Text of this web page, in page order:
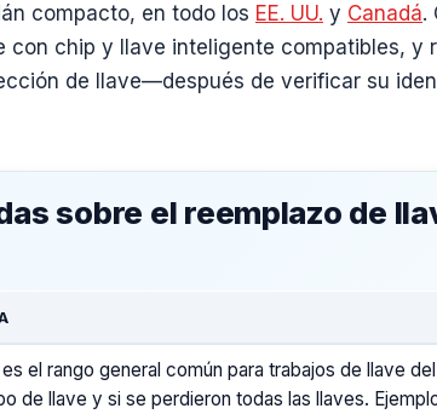
compacto, en todo los EE. UU. y Canadá.
con chip y llave inteligente compatibles, y
de llave—después de verificar su
sobre el reemplazo de
el rango general común para trabajos de llave
de llave y si se perdieron todas las llaves.